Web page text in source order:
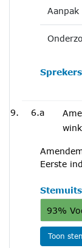
Sprekers
6.a
Eerste
93%
Toon